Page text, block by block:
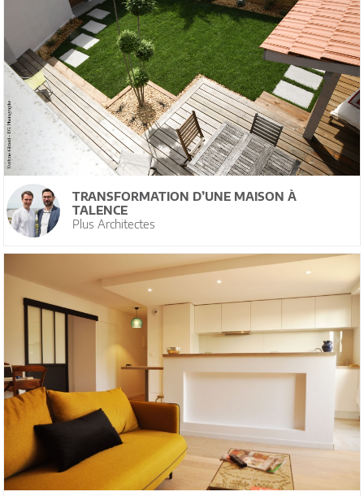
TRANSFORMATION D’UNE MAISON À
TALENCE
Plus Architectes